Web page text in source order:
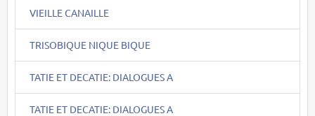
VIEILLE CANAILLE
TRISOBIQUE NIQUE BIQUE
TATIE ET DECATIE: DIALOGUES A
TATIE ET DECATIE: DIALOGUES A